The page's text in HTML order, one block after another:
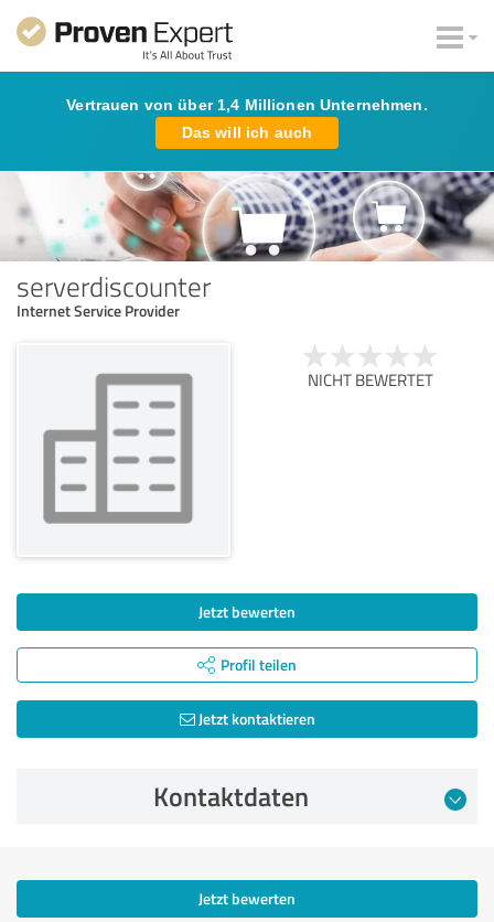
Vertrauen von über 1,4 Millionen Unternehmen.
Das will ich auch
serverdiscounter
Internet Service Provider
NICHT BEWERTET
Jetzt bewerten
Profil teilen
Jetzt kontaktieren
Kontaktdaten
Jetzt bewerten